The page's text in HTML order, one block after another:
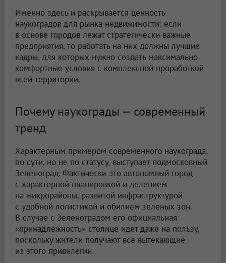
Именно здесь и раскрывается ценность
наукоградов для рынка недвижимости: если
в основе городов лежат стратегически важные
предприятия, то работать на них должны лучшие
кадры, для которых нужно создать максимально
комфортные условия с комплексной проработкой
всей территории.
Почему наукограды — современный
тренд
Характерным примером современного наукограда,
по сути, но не по статусу, выступает подмосковный
Зеленоград. Фактически это автономный город
с характерной планировкой и делением
на микрорайоны, развитой инфраструктурой
с удобной логистикой и обилием зеленых зон.
В случае с Зеленоградом его официальная
«принадлежность» столице идет даже на пользу,
поскольку жители получают все вытекающие
из этого привилегии.